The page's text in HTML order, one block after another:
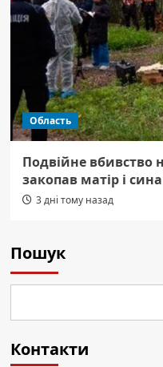
Область
Подвійне вбивство
закопав матір і сина
3 дні тому назад
Пошук
Контакти